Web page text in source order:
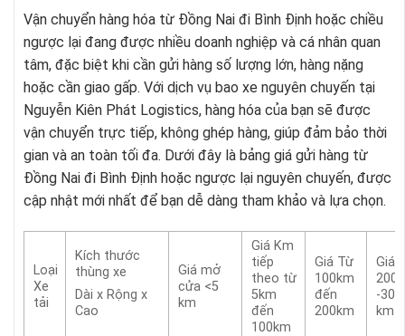
Vận chuyển hàng hóa từ Đồng Nai đi Bình Định hoặc chiều
ngược lại đang được nhiều doanh nghiệp và cá nhân quan
tâm, đặc biệt khi cần gửi hàng số lượng lớn, hàng nặng
hoặc cần giao gấp. Với dịch vụ bao xe nguyên chuyến tại
Nguyễn Kiên Phát Logistics, hàng hóa của bạn sẽ được
vận chuyển trực tiếp, không ghép hàng, giúp đảm bảo thời
gian và an toàn tối đa. Dưới đây là bảng giá gửi hàng từ
Đồng Nai đi Bình Định hoặc ngược lại nguyên chuyến, được
cập nhật mới nhất để bạn dễ dàng tham khảo và lựa chọn.
Loại
Xe
tải
Kích thước
thùng xe
Dài x Rộng x
Cao
Giá mở
cửa <5
km
Giá Km
tiếp
theo từ
5km
đến
100km
Giá Từ
100km
đến
200km
Giá
-300
km